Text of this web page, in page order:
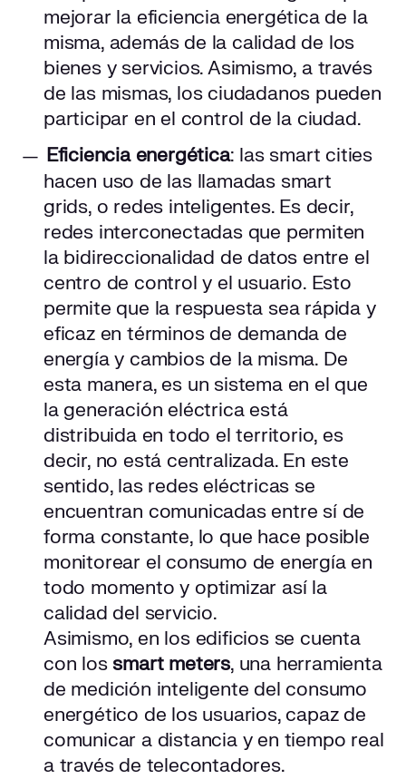
mejorar la eficiencia energética de la
misma, además de la calidad de los
bienes y servicios. Asimismo, a través
de las mismas, los ciudadanos pueden
participar en el control de la ciudad.
Eficiencia energética: las smart cities
hacen uso de las llamadas smart
grids, o redes inteligentes. Es decir,
redes interconectadas que permiten
la bidireccionalidad de datos entre el
centro de control y el usuario. Esto
permite que la respuesta sea rápida y
eficaz en términos de demanda de
energía y cambios de la misma. De
esta manera, es un sistema en el que
la generación eléctrica está
distribuida en todo el territorio, es
decir, no está centralizada. En este
sentido, las redes eléctricas se
encuentran comunicadas entre sí de
forma constante, lo que hace posible
monitorear el consumo de energía en
todo momento y optimizar así la
calidad del servicio.
Asimismo, en los edificios se cuenta
con lossmart meters, una herramienta
de medición inteligente del consumo
energético de los usuarios, capaz de
comunicar a distancia y en tiempo real
a través de telecontadores.